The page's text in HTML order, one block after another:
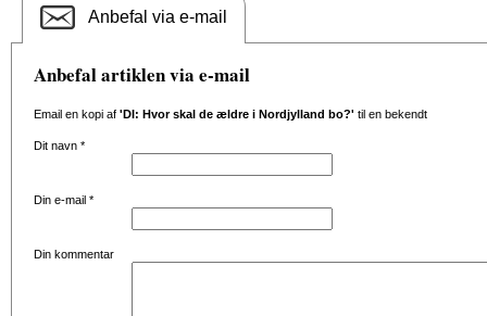
Anbefal via e-mail
Anbefal artiklen via e-mail
Email en kopi af 'DI: Hvor skal de ældre i Nordjylland bo?' til en bekendt
Dit navn *
Din e-mail *
Din kommentar